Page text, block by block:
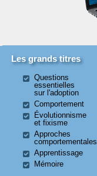
Les grands titres
Questions
essentielles
sur l'adoption
Comportement
Évolutionnisme
et fixisme
Approches
comportementales
Apprentissage
Mémoire